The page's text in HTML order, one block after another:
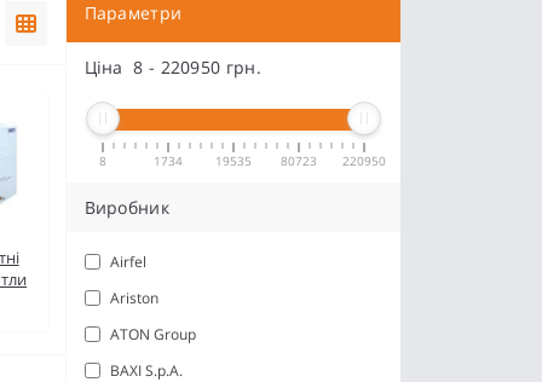
Параметри
Ціна8 - 220950 грн.
8 1734 19535 80723 220950
Виробник
Airfel
Ariston
ATON Group
BAXI S.p.A.